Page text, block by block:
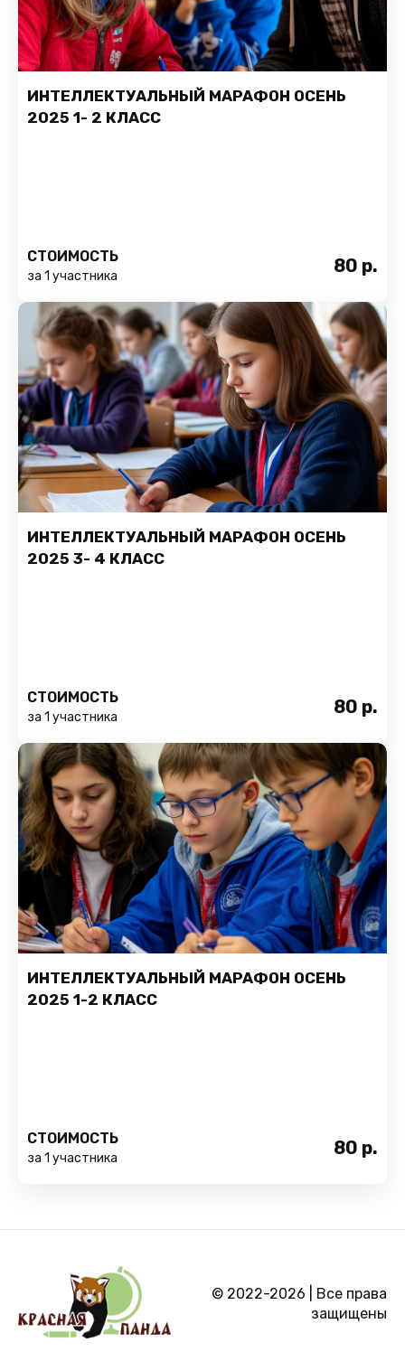
ИНТЕЛЛЕКТУАЛЬНЫЙ МАРАФОН ОСЕНЬ
2025 1- 2 КЛАСС
СТОИМОСТЬ
за 1 участника 80 р.
ИНТЕЛЛЕКТУАЛЬНЫЙ МАРАФОН ОСЕНЬ
2025 3- 4 КЛАСС
СТОИМОСТЬ
за 1 участника 80 р.
ИНТЕЛЛЕКТУАЛЬНЫЙ МАРАФОН ОСЕНЬ
2025 1-2 КЛАСС
СТОИМОСТЬ
за 1 участника 80 р.
© 2022-2026 | Все права
защищены